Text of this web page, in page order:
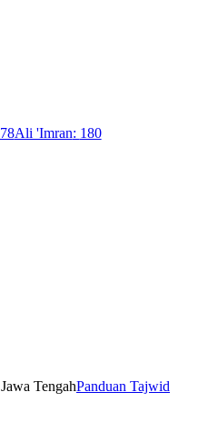
Ali 'Imran: 180
TengahPanduan Tajwid